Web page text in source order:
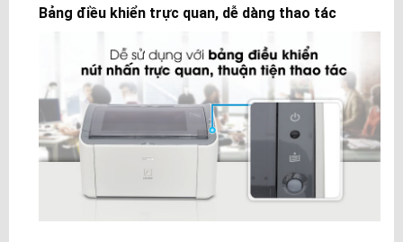
Bảng điều khiển trực quan, dễ dàng thao tác